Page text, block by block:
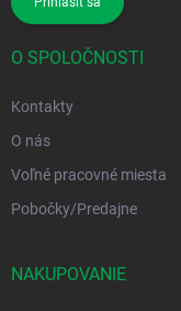
O SPOLOČNOSTI
Kontakty
O nás
Voľné pracovné miesta
Pobočky/Predajne
NAKUPOVANIE